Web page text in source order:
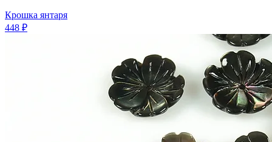
Крошка янтаря
448 ₽